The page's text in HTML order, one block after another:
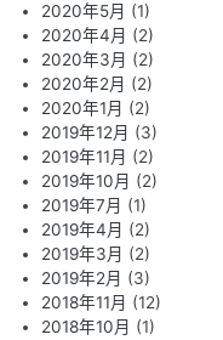
2020年5月 (1)
2020年4月 (2)
2020年3月 (2)
2020年2月 (2)
2020年1月 (2)
2019年12月 (3)
2019年11月 (2)
2019年10月 (2)
2019年7月 (1)
2019年4月 (2)
2019年3月 (2)
2019年2月 (3)
2018年11月 (12)
2018年10月 (1)